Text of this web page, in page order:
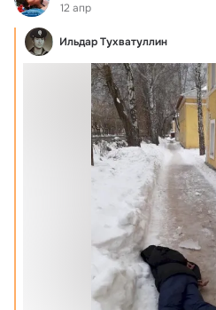
12 апр
Ильдар Тухватуллин